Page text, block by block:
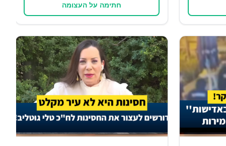
חתימה על העצומה